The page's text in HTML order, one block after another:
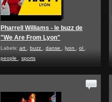
Pharrell Williams - le buzz de
"We Are From Lyon"
Labels: art , buzz , danse , lyon , ol ,
people , sports